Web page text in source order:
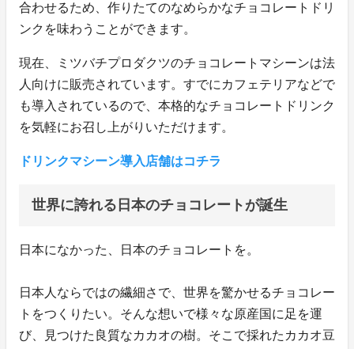
合わせるため、作りたてのなめらかなチョコレートドリ
ンクを味わうことができます。
現在、ミツバチプロダクツのチョコレートマシーンは法
人向けに販売されています。すでにカフェテリアなどで
も導入されているので、本格的なチョコレートドリンク
を気軽にお召し上がりいただけます。
ドリンクマシーン導入店舗はコチラ
世界に誇れる日本のチョコレートが誕生
日本になかった、日本のチョコレートを。
日本人ならではの繊細さで、世界を驚かせるチョコレー
トをつくりたい。そんな想いで様々な原産国に足を運
び、見つけた良質なカカオの樹。そこで採れたカカオ豆